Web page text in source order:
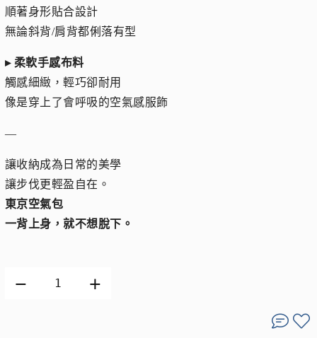
順著身形貼合設計
無論斜背/肩背都俐落有型
▸ 柔軟手感布料
觸感細緻，輕巧卻耐用
像是穿上了會呼吸的空氣感服飾
—
讓收納成為日常的美學
讓步伐更輕盈自在。
東京空氣包
一背上身，就不想脫下。